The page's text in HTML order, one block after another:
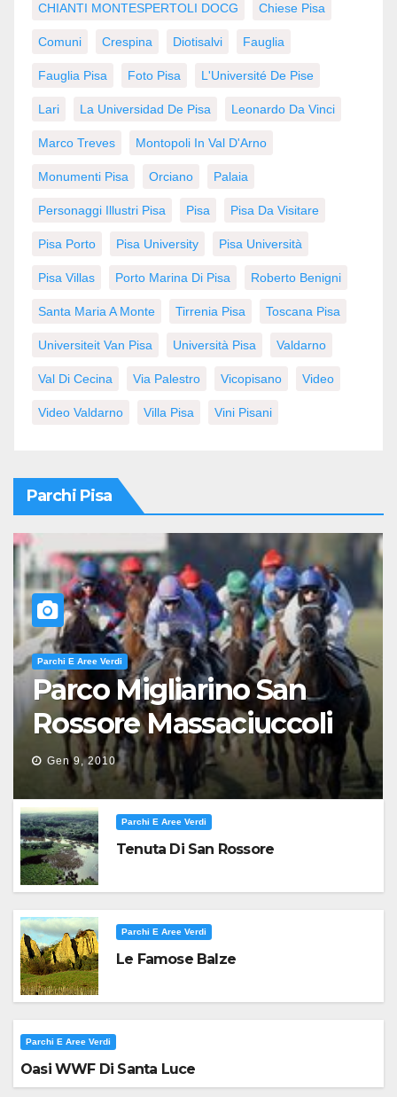
CHIANTI MONTESPERTOLI DOCG Chiese Pisa
Comuni Crespina Diotisalvi Fauglia
Fauglia Pisa Foto Pisa L'Université De Pise
Lari La Universidad De Pisa Leonardo Da Vinci
Marco Treves Montopoli In Val D'Arno
Monumenti Pisa Orciano Palaia
Personaggi Illustri Pisa Pisa Pisa Da Visitare
Pisa Porto Pisa University Pisa Università
Pisa Villas Porto Marina Di Pisa Roberto Benigni
Santa Maria A Monte Tirrenia Pisa Toscana Pisa
Universiteit Van Pisa Università Pisa Valdarno
Val Di Cecina Via Palestro Vicopisano Video
Video Valdarno Villa Pisa Vini Pisani
Parchi Pisa
Parchi E Aree Verdi
Parco Migliarino San
Rossore Massaciuccoli
Gen 9, 2010
Parchi E Aree Verdi
Tenuta Di San Rossore
Parchi E Aree Verdi
Le Famose Balze
Parchi E Aree Verdi
Oasi WWF Di Santa Luce